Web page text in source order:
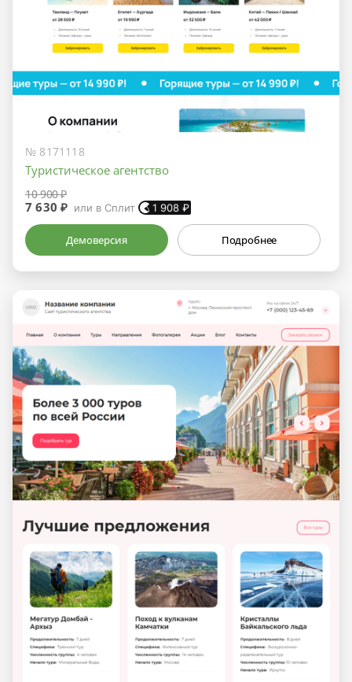
№ 8171118
Туристическое агентство
10 900 ₽
7 630 ₽ или в Сплит 1 908 ₽
Демоверсия Подробнее